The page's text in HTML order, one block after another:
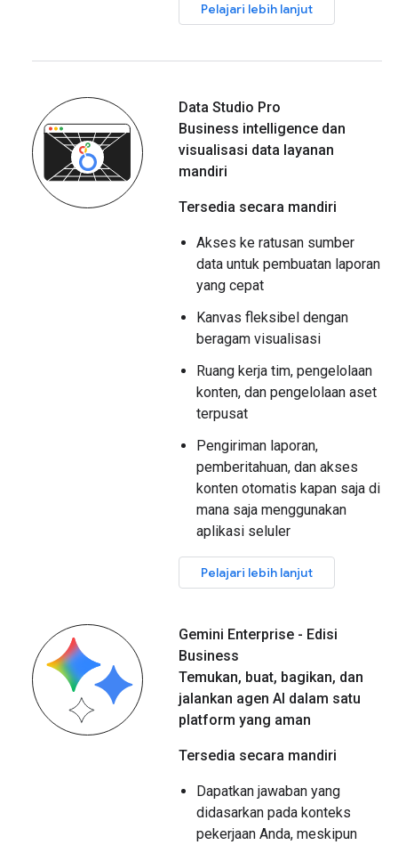
Pelajari lebih lanjut
Data Studio Pro
Business intelligence dan
visualisasi data layanan
mandiri
Tersedia secara mandiri
Akses ke ratusan sumber
data untuk pembuatan laporan
yang cepat
Kanvas fleksibel dengan
beragam visualisasi
Ruang kerja tim, pengelolaan
konten, dan pengelolaan aset
terpusat
Pengiriman laporan,
pemberitahuan, dan akses
konten otomatis kapan saja di
mana saja menggunakan
aplikasi seluler
Pelajari lebih lanjut
Gemini Enterprise - Edisi
Business
Temukan, buat, bagikan, dan
jalankan agen AI dalam satu
platform yang aman
Tersedia secara mandiri
Dapatkan jawaban yang
didasarkan pada konteks
pekerjaan Anda, meskipun